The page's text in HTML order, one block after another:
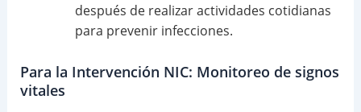
después de realizar actividades cotidianas
para prevenir infecciones.
Para la Intervención NIC: Monitoreo de signos
vitales